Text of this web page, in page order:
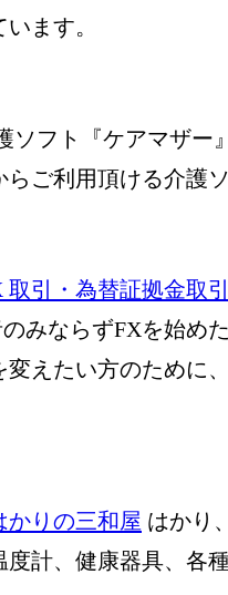
ます。
ソフト『ケアマザー
らご利用頂ける介護
取引・為替証拠金取
みならずFXを始め
変えたい方のために
かりの三和屋 はかり
度計、健康器具、各